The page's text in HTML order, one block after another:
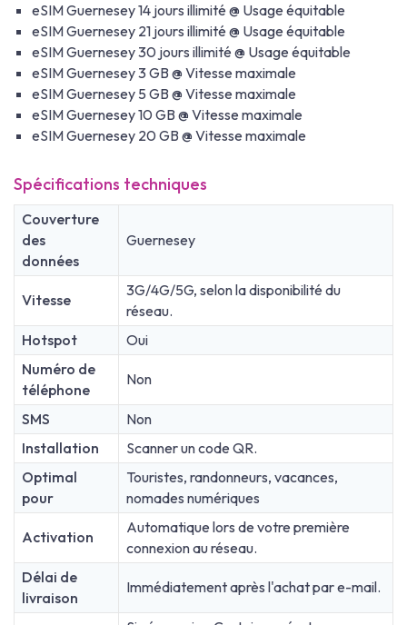
eSIM Guernesey 14 jours illimité @ Usage équitable
eSIM Guernesey 21 jours illimité @ Usage équitable
eSIM Guernesey 30 jours illimité @ Usage équitable
eSIM Guernesey 3 GB @ Vitesse maximale
eSIM Guernesey 5 GB @ Vitesse maximale
eSIM Guernesey 10 GB @ Vitesse maximale
eSIM Guernesey 20 GB @ Vitesse maximale
Spécifications techniques
Couverture
des
données
Guernesey
Vitesse
3G/4G/5G, selon la disponibilité du
réseau.
Hotspot
Oui
Numéro de
téléphone
Non
SMS
Non
Installation
Scanner un code QR.
Optimal
pour
Touristes, randonneurs, vacances,
nomades numériques
Activation
Automatique lors de votre première
connexion au réseau.
Délai de
livraison
Immédiatement après l'achat par e-mail.